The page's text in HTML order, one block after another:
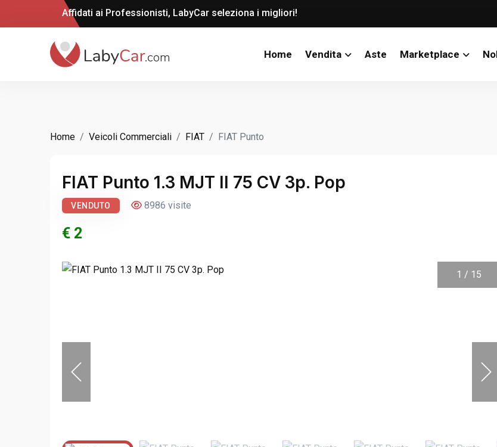
Affidati ai Professionisti, LabyCar seleziona i migliori!
Home Vendita Aste Marketplace
Home Veicoli Commerciali FIAT FIAT Punto
FIAT Punto 1.3 MJT II 75 CV 3p. Pop
VENDUTO 8986 visite
€ 2
1 / 15